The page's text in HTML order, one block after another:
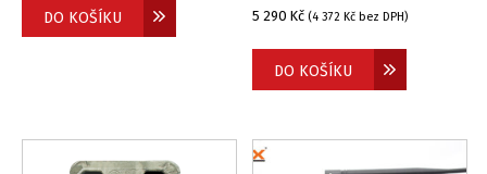
DO KOŠÍKU 5 290Kč (4 372 Kč bez DPH)
DO KOŠÍKU